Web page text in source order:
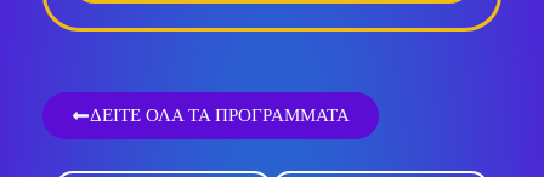
ΔΕΙΤΕ ΟΛΑ ΤΑ ΠΡΟΓΡΑΜΜΑΤΑ